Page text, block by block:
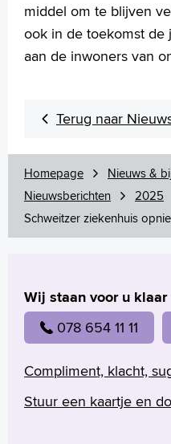
middel om te blijven
ook in de toekomst de
aan de inwoners van
Terug naar
Homepage
Nieuws &
Nieuwsberichten
2025
Schweitzer ziekenhuis
Wij staan voor u klaar
078 654 11 11
Compliment, klacht,
Stuur een kaartje en